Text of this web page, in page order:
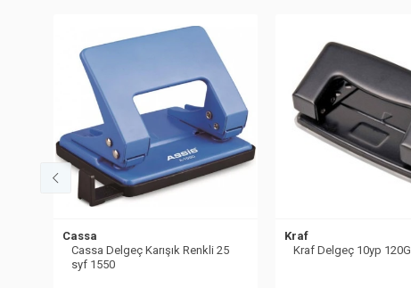
Cassa
Cassa Delgeç Karışık Renkli 25
syf 1550
Kraf
Kraf Delgeç 10yp 120G